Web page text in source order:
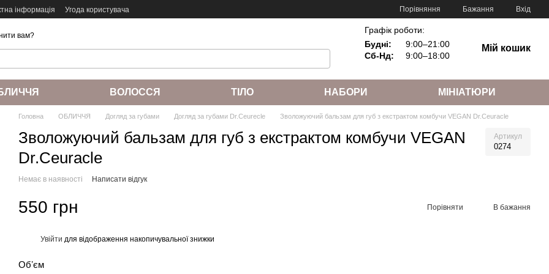
інформація Угода користувача Порівняння Бажання Вхід
вам?
Графік роботи:
Будні:
9:00–21:00
Сб-Нд:
9:00–18:00
Мій кошик
ВОЛОССЯ ТІЛО НАБОРИ МІНІАТЮРИ
Головна ОБЛИЧЧЯ Догляд за губами Догляд за губами Dr.Ceurecle Зволожуючий бальзам для губ з екстрактом комбучи VEGAN Dr.Ceuracle
Зволожуючий бальзам для губ з екстрактом комбучи VEGAN
Dr.Ceuracle
Артикул
0274
Немає в наявності Написати відгук
550 грн Порівняти В бажання
Увійти для відображення накопичувальної знижки
Обʼєм